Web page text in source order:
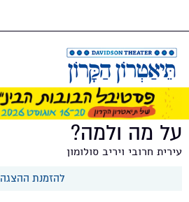
על מה ולמה?
עירית חרובי ויריב סולומון
להזמנת ההצגה